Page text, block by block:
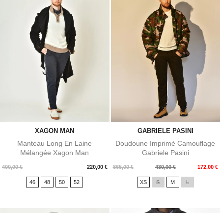
XAGON MAN
Manteau Long En Laine
Mélangée Xagon Man
400,00 € 220,00 €
Prix
46 48 50 52
GABRIELE PASINI
Doudoune Imprimé Camouflage
Gabriele Pasini
865,00 €
Prix
430,00 € 172,00 €
Prix
XS S M L